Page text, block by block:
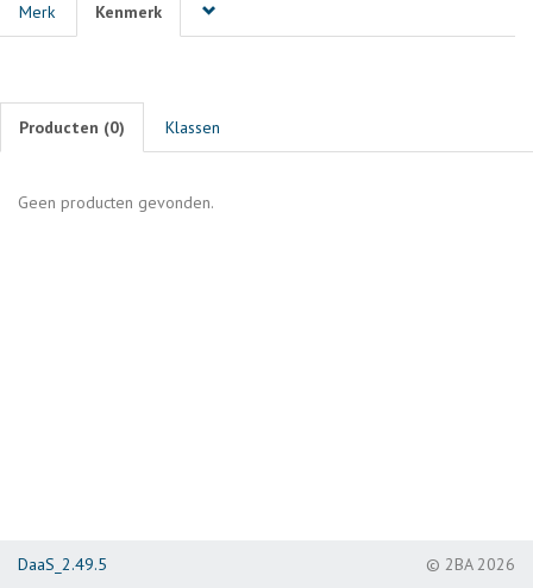
Merk Kenmerk
Producten (0) Klassen
Geen producten gevonden.
DaaS_2.49.5 © 2BA 2026